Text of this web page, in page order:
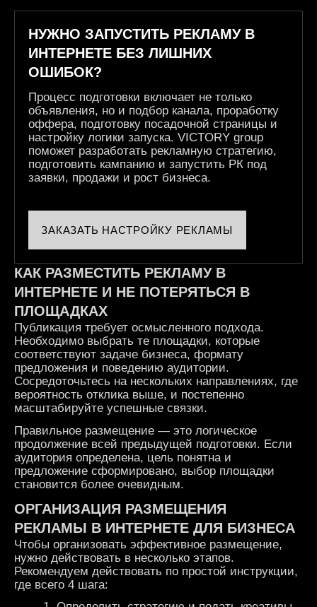
НУЖНО ЗАПУСТИТЬ РЕКЛАМУ В
ИНТЕРНЕТЕ БЕЗ ЛИШНИХ
ОШИБОК?
Процесс подготовки включает не только
объявления, но и подбор канала, проработку
оффера, подготовку посадочной страницы и
настройку логики запуска. VICTORY group
поможет разработать рекламную стратегию,
подготовить кампанию и запустить РК под
заявки, продажи и рост бизнеса.
ЗАКАЗАТЬ НАСТРОЙКУ РЕКЛАМЫ
КАК РАЗМЕСТИТЬ РЕКЛАМУ В
ИНТЕРНЕТЕ И НЕ ПОТЕРЯТЬСЯ В
ПЛОЩАДКАХ
Публикация требует осмысленного подхода.
Необходимо выбрать те площадки, которые
соответствуют задаче бизнеса, формату
предложения и поведению аудитории.
Сосредоточьтесь на нескольких направлениях, где
вероятность отклика выше, и постепенно
масштабируйте успешные связки.
Правильное размещение — это логическое
продолжение всей предыдущей подготовки. Если
аудитория определена, цель понятна и
предложение сформировано, выбор площадки
становится более очевидным.
ОРГАНИЗАЦИЯ РАЗМЕЩЕНИЯ
РЕКЛАМЫ В ИНТЕРНЕТЕ ДЛЯ БИЗНЕСА
Чтобы организовать эффективное размещение,
нужно действовать в несколько этапов.
Рекомендуем действовать по простой инструкции,
где всего 4 шага: